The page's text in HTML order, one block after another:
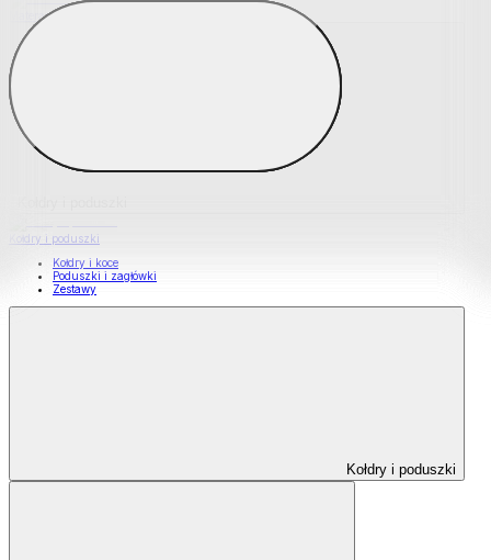
Materace nawierzchniowe
Kołdry i poduszki
Kołdry i koce
Poduszki i zagłówki
Zestawy
Kołdry i poduszki